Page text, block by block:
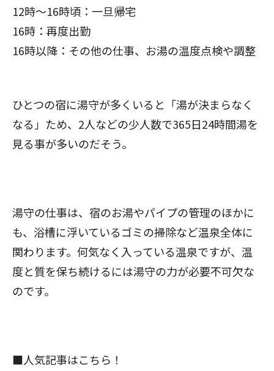
12時〜16時頃：一旦帰宅
16時：再度出勤
16時以降：その他の仕事、お湯の温度点検や調整
ひとつの宿に湯守が多くいると「湯が決まらなく
なる」ため、2人などの少人数で365日24時間湯を
見る事が多いのだそう。
湯守の仕事は、宿のお湯やパイプの管理のほかに
も、浴槽に浮いているゴミの掃除など温泉全体に
関わります。何気なく入っている温泉ですが、温
度と質を保ち続けるには湯守の力が必要不可欠な
のです。
■人気記事はこちら！